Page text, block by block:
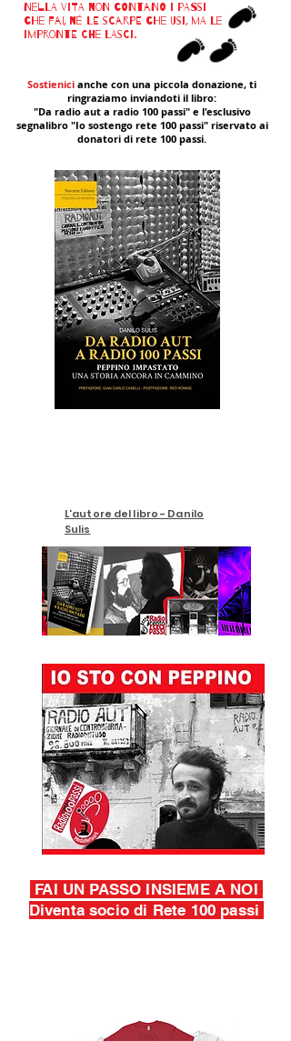
Nella vita non contano i passi
che fai, né le scarpe che usi, ma le
impronte che lasci.
Sostienici anche con una piccola donazione, ti
ringraziamo inviandoti il libro:
"Da radio aut a radio 100 passi" e l'esclusivo
segnalibro "Io sostengo rete 100 passi" riservato ai
donatori di rete 100 passi.
L'autore del libro - Danilo
Sulis
FAI UN PASSO INSIEME A NOI
Diventa socio di Rete 100 passi